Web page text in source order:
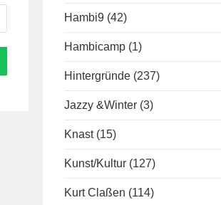
Hambi9 (42)
Hambicamp (1)
Hintergründe (237)
Jazzy &Winter (3)
Knast (15)
Kunst/Kultur (127)
Kurt Claßen (114)